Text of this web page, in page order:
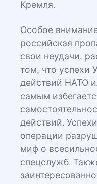
Кремля.
Особое
российская
свои неудачи,
том, что успехи
действий НАТО
самым
действий.
операции
миф о
спецслужб.